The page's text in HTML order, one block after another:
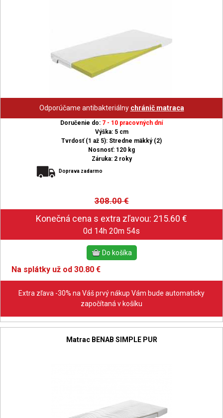
Odporúčame antibakteriálny chránič matraca
Doručenie do: 7 - 10 pracovných dní
Výška: 5 cm
Tvrdosť (1 až 5): Stredne mäkký (2)
Nosnosť: 120 kg
Záruka: 2 roky
Doprava zadarmo
308.00€
0d 14h 20m 53s
Na splátky už od 30.80 €
Extra zľava -30% na Váš prvý nákup Vám bude automaticky
započítaná v košíku
Matrac BENAB SIMPLE PUR